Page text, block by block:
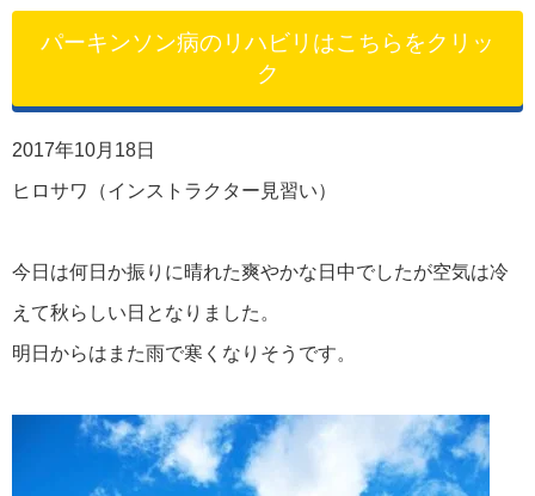
パーキンソン病のリハビリはこちらをクリッ
ク
2017年10月18日
ヒロサワ（インストラクター見習い）
今日は何日か振りに晴れた爽やかな日中でしたが空気は冷
えて秋らしい日となりました。
明日からはまた雨で寒くなりそうです。